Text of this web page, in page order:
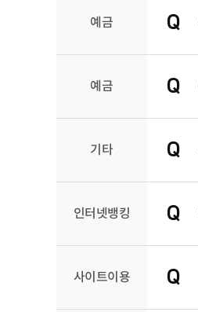
예금
예금
기타
인터넷뱅킹
사이트이용